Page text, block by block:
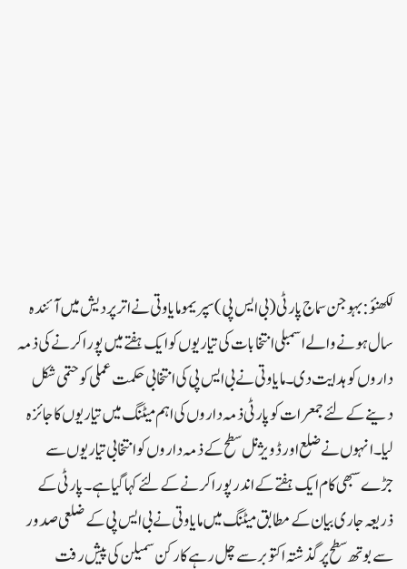
لکھنؤ:بہوجن سماج پارٹی(بی ایس پی)سپریمو مایاوتی نے اترپردیش میں آئندہ
سال ہونے والے اسمبلی انتخابات کی تیاریوں کو ایک ہفتے میں پورا کرنے کی ذمہ
داروں کو ہدایت دی ۔مایاوتی نے بی ایس پی کی انتخابی حکمت عملی کو حتمی شکل
دینے کے لئے جمعرات کو پارٹی ذمہ داروں کی اہم میٹنگ میں تیاریوں کا جائزہ
لیا۔ انہوں نے ضلع اور ڈویژنل سطح کے ذمہ داروں کو انتخابی تیاریوں سے
جڑے سبھی کام ایک ہفتے کے اندر پورا کرنے کے لئے کہا گیا ہے۔پارٹی کے
ذریعہ جاری بیان کے مطابق میٹنگ میں مایاوتی نے بی ایس پی کے ضلعی صدور
سے بوتھ سطح پر گذشتہ اکتوبر سے چل رہے کارکن سمیلن کی پیش رفت